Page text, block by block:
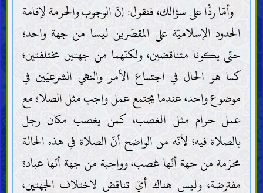
وأمّا ردًّا على سؤالك، فنقول: إنّ الوجوب والحرمة لإقامة
الحدود الإسلاميّة على المقصّرين ليسا من جهة واحدة
حتّى يكونا متناقضين، ولكنّهما من جهتين مختلفتين؛
كما هو الحال في اجتماع الأمر والنهي الشرعيّين في
موضوع واحد، عندما يجتمع عمل واجب مثل الصلاة مع
عمل حرام مثل الغصب، كمن يغصب مكان رجل
بالصلاة فيه؛ لأنّه من الواضح أنّ الصلاة في هذه الحالة
محرّمة من جهة أنّها غصب، وواجبة من جهة أنّها عبادة
مفترضة، وليس هناك أيّ تناقض لاختلاف الجهتين،